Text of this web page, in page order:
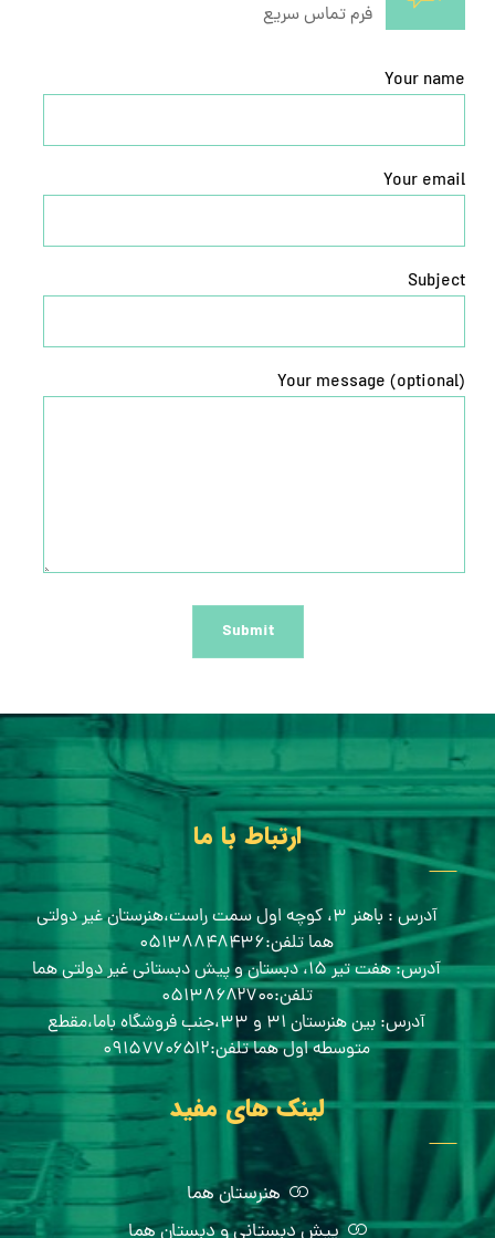
فرم تماس سریع
Your name
Your email
Subject
Your message (optional)
Submit
ارتباط با ما
آدرس : باهنر ۳، کوچه اول سمت راست،هنرستان غیر دولتی
هما تلفن:۰۵۱۳۸۸۴۸۴۳۶
آدرس: هفت تیر ۱۵، دبستان و پیش دبستانی غیر دولتی هما
تلفن:۰۵۱۳۸۶۸۲۷۰۰
آدرس: بین هنرستان ۳۱ و ۳۳،جنب فروشگاه باما،مقطع
متوسطه اول هما تلفن:۰۹۱۵۷۷۰۶۵۱۲
لینک های مفید
هنرستان هما